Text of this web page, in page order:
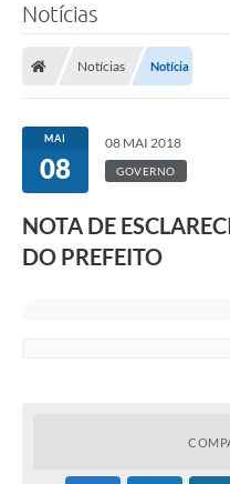
Notícias
Notícias Notícia
MAI
08
08 MAI 2018
GOVERNO
NOTA DE
DO PREFEITO